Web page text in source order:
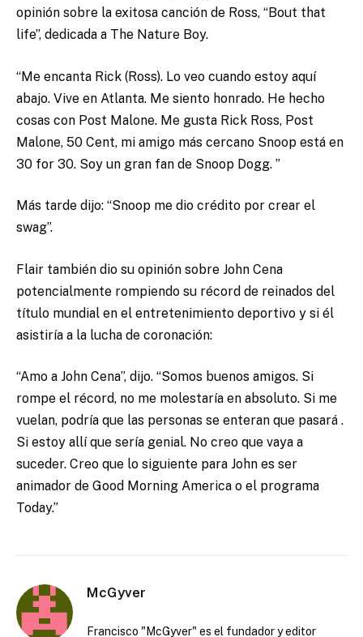
opinión sobre la exitosa canción de Ross, “Bout that
life”, dedicada a The Nature Boy.
“Me encanta Rick (Ross). Lo veo cuando estoy aquí
abajo. Vive en Atlanta. Me siento honrado. He hecho
cosas con Post Malone. Me gusta Rick Ross, Post
Malone, 50 Cent, mi amigo más cercano Snoop está en
30 for 30. Soy un gran fan de Snoop Dogg. ”
Más tarde dijo: “Snoop me dio crédito por crear el
swag”.
Flair también dio su opinión sobre John Cena
potencialmente rompiendo su récord de reinados del
título mundial en el entretenimiento deportivo y si él
asistiría a la lucha de coronación:
“Amo a John Cena”, dijo. “Somos buenos amigos. Si
rompe el récord, no me molestaría en absoluto. Si me
vuelan, podría que las personas se enteran que pasará .
Si estoy allí que sería genial. No creo que vaya a
suceder. Creo que lo siguiente para John es ser
animador de Good Morning America o el programa
Today.”
McGyver
Francisco "McGyver" es el fundador y editor